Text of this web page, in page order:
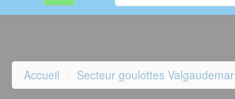
Accueil Secteur goulottes Valgaudemar